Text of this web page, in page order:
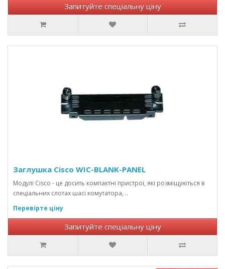
Запитуйте спеціальну ціну
Заглушка Cisco WIC-BLANK-PANEL
Модулі Cisco - це досить компактні пристрої, які розміщуються в
спеціальних слотах шасі комутатора, ..
Перевірте ціну
Запитуйте спеціальну ціну